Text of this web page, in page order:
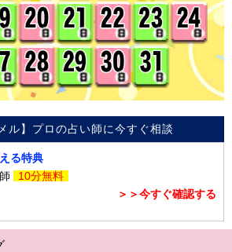
ル】プロの占い師に今すぐ相談
る特典
10分無料
＞＞今すぐ確認する